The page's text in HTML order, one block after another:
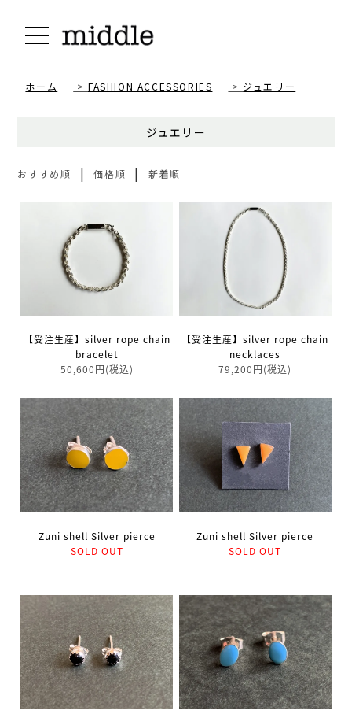
ホーム >FASHION ACCESSORIES > ジュエリー
ジュエリー
おすすめ順 |価格順 |新着順
【受注生産】silver rope chain
bracelet
50,600円(税込)
【受注生産】silver rope chain
necklaces
79,200円(税込)
Zuni shell Silver pierce
SOLD OUT
Zuni shell Silver pierce
SOLD OUT